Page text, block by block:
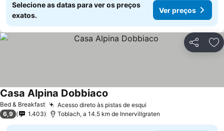
Selecione as datas para ver os preços
exatos.
Ver preços
Partilhar
Bed & Breakfast Acesso direto às pistas de esqui
Casa Alpina Dobbiaco
6,9 1.403 Toblach, a 14.5 km de Innervillgraten